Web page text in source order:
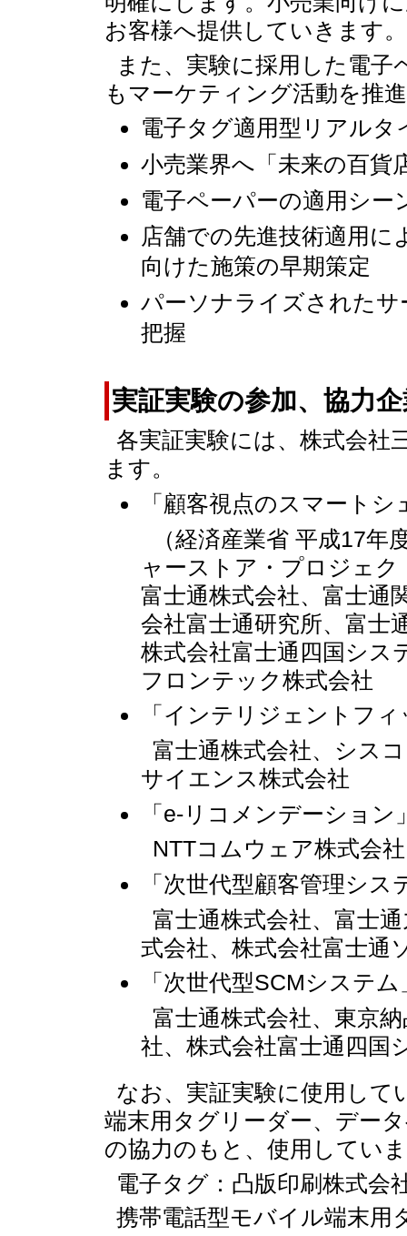
お客様へ提供していきます。
また、実験に採用した電子
もマーケティング活動を推
電子タグ適用型リアル
小売業界へ「未来の百貨
電子ペーパーの適用シー
店舗での先進技術適用に
向けた施策の早期策定
パーソナライズされた
把握
実証実験の参加、協力
各実証実験には、株式会社
ます。
「顧客視点のスマートシ
（経済産業省 平成17
ャーストア・プロジェク
富士通株式会社、富士通
会社富士通研究所、富士
株式会社富士通四国シス
フロンテック株式会社
「インテリジェントフ
富士通株式会社、シス
サイエンス株式会社
「e-リコメンデーション
NTTコムウェア株式会社
「次世代型顧客管理シス
富士通株式会社、富士
式会社、株式会社富士通
「次世代型SCMシステム
富士通株式会社、東京
社、株式会社富士通四国
なお、実証実験に使用して
端末用タグリーダー、デー
の協力のもと、使用してい
電子タグ：凸版印刷株式会
携帯電話型モバイル端末用